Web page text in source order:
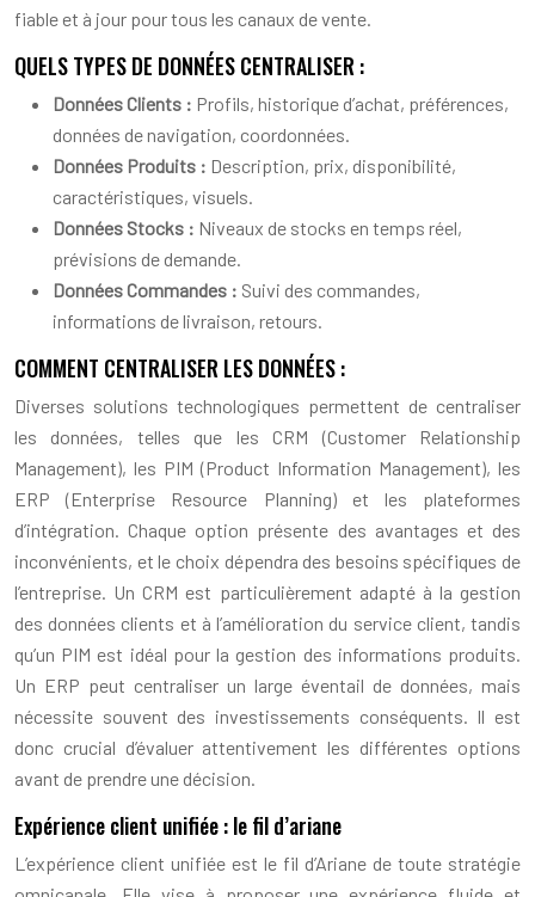
fiable et à jour pour tous les canaux de vente.
QUELS TYPES DE DONNÉES CENTRALISER :
Données Clients : Profils, historique d’achat, préférences,
données de navigation, coordonnées.
Données Produits : Description, prix, disponibilité,
caractéristiques, visuels.
Données Stocks : Niveaux de stocks en temps réel,
prévisions de demande.
Données Commandes : Suivi des commandes,
informations de livraison, retours.
COMMENT CENTRALISER LES DONNÉES :
Diverses solutions technologiques permettent de centraliser
les données, telles que les CRM (Customer Relationship
Management), les PIM (Product Information Management), les
ERP (Enterprise Resource Planning) et les plateformes
d’intégration. Chaque option présente des avantages et des
inconvénients, et le choix dépendra des besoins spécifiques de
l’entreprise. Un CRM est particulièrement adapté à la gestion
des données clients et à l’amélioration du service client, tandis
qu’un PIM est idéal pour la gestion des informations produits.
Un ERP peut centraliser un large éventail de données, mais
nécessite souvent des investissements conséquents. Il est
donc crucial d’évaluer attentivement les différentes options
avant de prendre une décision.
Expérience client unifiée : le fil d’ariane
L’expérience client unifiée est le fil d’Ariane de toute stratégie